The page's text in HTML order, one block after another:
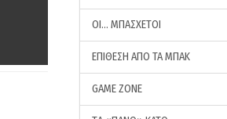
ΟΙ… ΜΠΑΣΧΕΤΟΙ
ΕΠΙΘΕΣΗ ΑΠΟ ΤΑ ΜΠΑΚ
GAME ZONE